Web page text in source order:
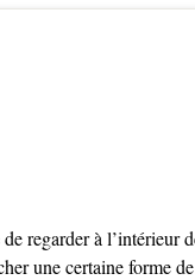
regarder à l’intérieur
une certaine forme